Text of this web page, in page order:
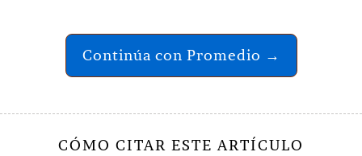
Continúa con Promedio →
CÓMO CITAR ESTE ARTÍCULO